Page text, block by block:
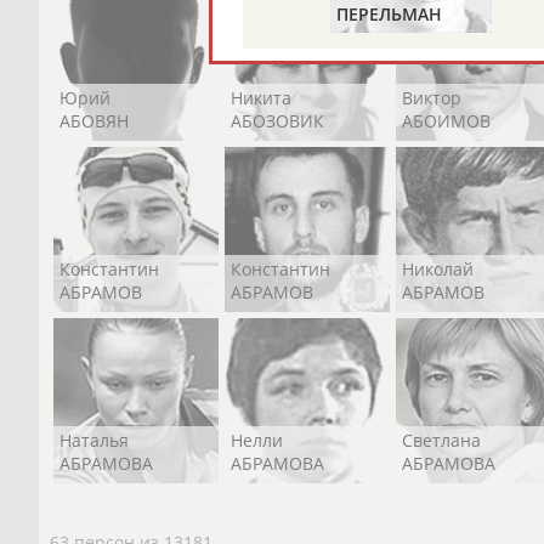
Юрий
АБОВЯН
Никита
АБОЗОВИК
Виктор
АБОИМОВ
Константин
АБРАМОВ
Константин
АБРАМОВ
Николай
АБРАМОВ
Наталья
АБРАМОВА
Нелли
АБРАМОВА
Светлана
АБРАМОВА
ПЕРЕЛЬМАН
(ПЕРЛЬМАН)